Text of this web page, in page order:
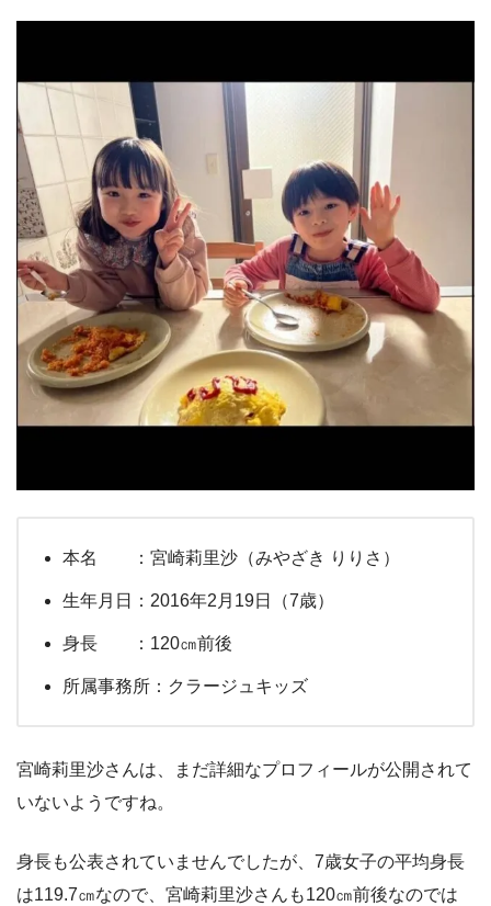
本名 ：宮崎莉里沙（みやざき りりさ）
生年月日：2016年2月19日（7歳）
身長 ：120㎝前後
所属事務所：クラージュキッズ
宮崎莉里沙さんは、まだ詳細なプロフィールが公開されて
いないようですね。
身長も公表されていませんでしたが、7歳女子の平均身長
は119.7㎝なので、宮崎莉里沙さんも120㎝前後なのでは